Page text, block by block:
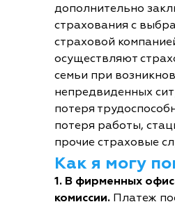
дополнительно
страхования с
страховой
осуществляют
семьи при
непредвиденных
потеря
потеря работы,
прочие страховые
Как я могу
1. В фирменных
комиссии. Платеж